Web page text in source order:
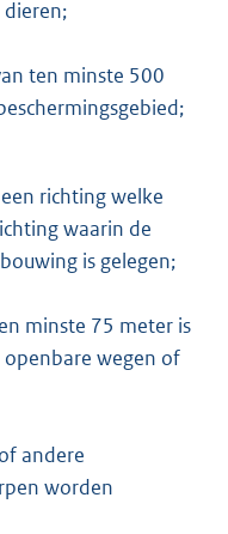
ten minste 500
richting welke
waarin de
is gelegen;
minste 75 meter is
wegen of
andere
worden